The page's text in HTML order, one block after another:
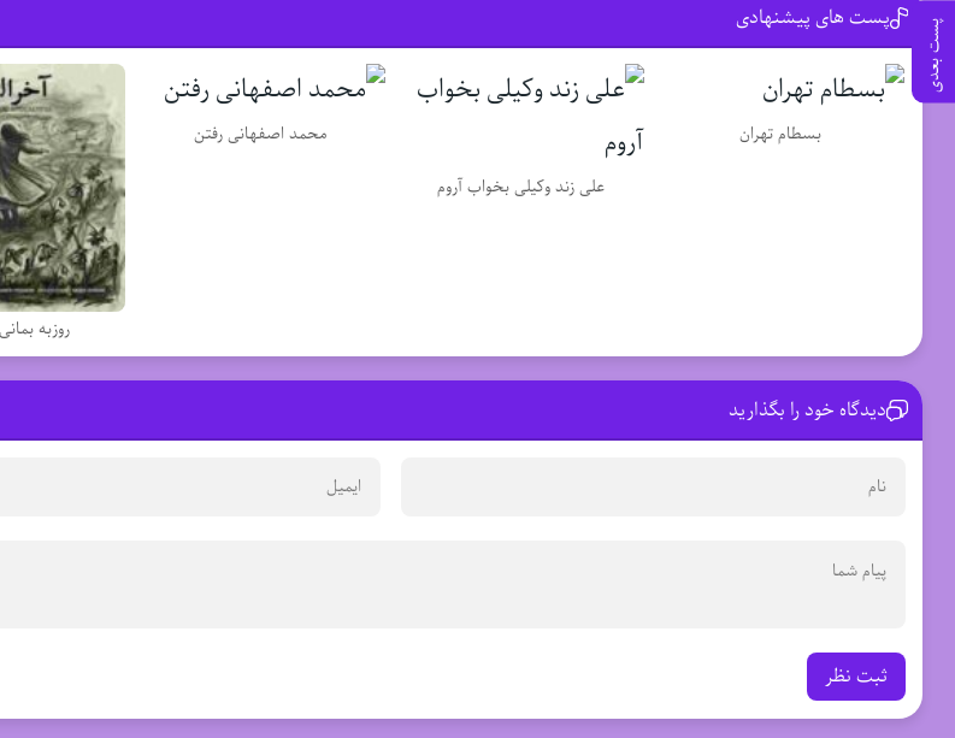
پست بعدی پست های پیشنهادی
بسطام تهران
علی زند وکیلی بخواب آروم
محمد اصفهانی رفتن
روزبه
دیدگاه خود را بگذارید
ثبت نظر